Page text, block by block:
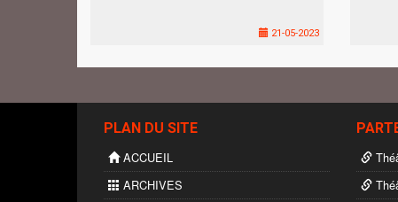
21-05-2023
PLAN DU SITE
ACCUEIL
ARCHIVES